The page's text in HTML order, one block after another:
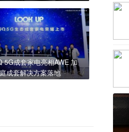
5G成套家电亮相AWE 加
成套解决方案落地